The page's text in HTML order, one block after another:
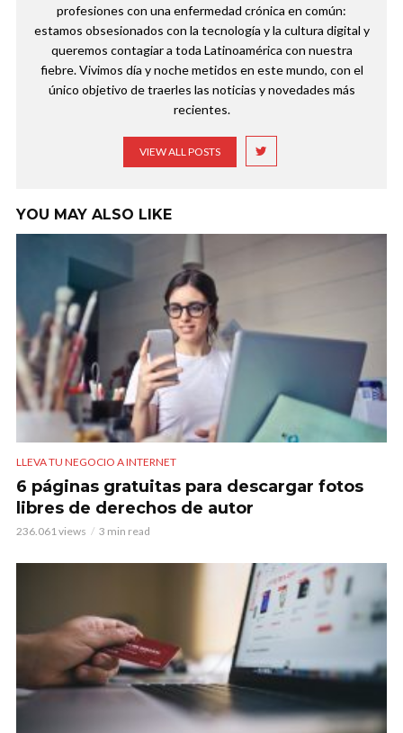
profesiones con una enfermedad crónica en común:
estamos obsesionados con la tecnología y la cultura digital y
queremos contagiar a toda Latinoamérica con nuestra
fiebre. Vivimos día y noche metidos en este mundo, con el
único objetivo de traerles las noticias y novedades más
recientes.
VIEW ALL POSTS
YOU MAY ALSO LIKE
LLEVA TU NEGOCIO A INTERNET
6 páginas gratuitas para descargar fotos
libres de derechos de autor
236.061 views 3 min read